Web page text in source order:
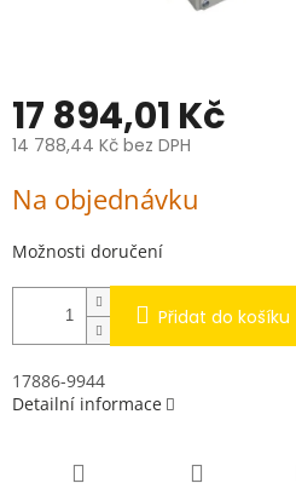
17 894,01 Kč
14 788,44 Kč bez DPH
cena:
Na objednávku
Možnosti doručení
Přidat do košíku
17886-9944
Detailní informace